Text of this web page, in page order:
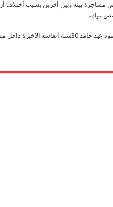
مشاجرة بينه وبين أخرين بسبب أختلاف
بوك..
واكد احد الشهود العيان انه منذ قليل لفظ احد الاهالى ويدعى محمود عيد حامد 30سنة